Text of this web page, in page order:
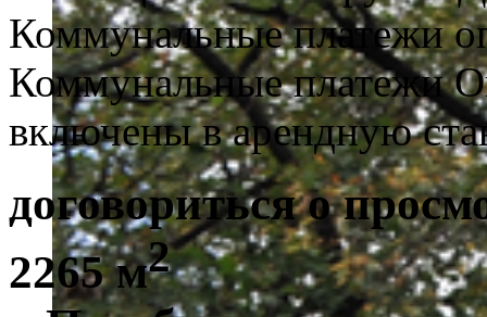
Коммунальные платежи
Коммунальные платежи
включены в арендную
договориться о
2265 м2